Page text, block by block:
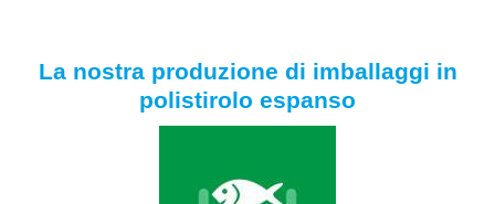
La nostra produzione di imballaggi in
polistirolo espanso